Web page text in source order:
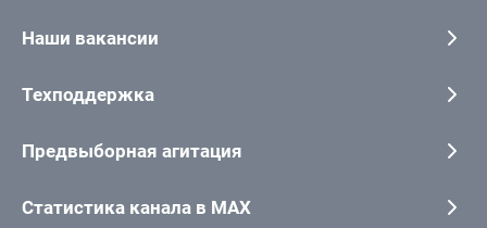
Наши вакансии
Техподдержка
Предвыборная агитация
Статистика канала в MAX